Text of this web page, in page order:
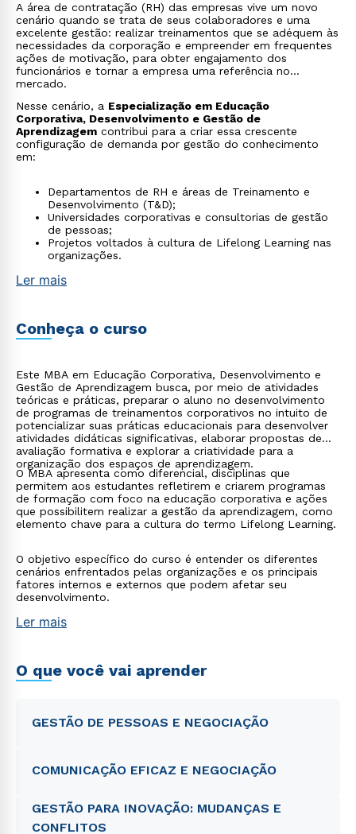
A área de contratação (RH) das empresas vive um novo
cenário quando se trata de seus colaboradores e uma
excelente gestão: realizar treinamentos que se adéquem às
necessidades da corporação e empreender em frequentes
ações de motivação, para obter engajamento dos
funcionários e tornar a empresa uma referência no
mercado.
Nesse cenário, a Especialização em Educação
Corporativa, Desenvolvimento e Gestão de
Aprendizagem contribui para a criar essa crescente
configuração de demanda por gestão do conhecimento
em:
Departamentos de RH e áreas de Treinamento e
Desenvolvimento (T&D);
Universidades corporativas e consultorias de gestão
de pessoas;
Projetos voltados à cultura de Lifelong Learning nas
organizações.
Ler mais
Conheça o curso
Este MBA em Educação Corporativa, Desenvolvimento e
Gestão de Aprendizagem busca, por meio de atividades
teóricas e práticas, preparar o aluno no desenvolvimento
de programas de treinamentos corporativos no intuito de
potencializar suas práticas educacionais para desenvolver
atividades didáticas significativas, elaborar propostas de
avaliação formativa e explorar a criatividade para a
organização dos espaços de aprendizagem.
O MBA apresenta como diferencial, disciplinas que
permitem aos estudantes refletirem e criarem programas
de formação com foco na educação corporativa e ações
que possibilitem realizar a gestão da aprendizagem, como
elemento chave para a cultura do termo Lifelong Learning.
O objetivo específico do curso é entender os diferentes
cenários enfrentados pelas organizações e os principais
fatores internos e externos que podem afetar seu
desenvolvimento.
Ler mais
O que você vai aprender
GESTÃO DE PESSOAS E NEGOCIAÇÃO
COMUNICAÇÃO EFICAZ E NEGOCIAÇÃO
GESTÃO PARA INOVAÇÃO: MUDANÇAS E
CONFLITOSRápido e fácil